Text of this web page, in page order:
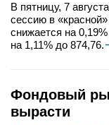
В пятницу, 7
сессию в
снижается на
на 1,11% до 874,76.
Фондовый
вырасти